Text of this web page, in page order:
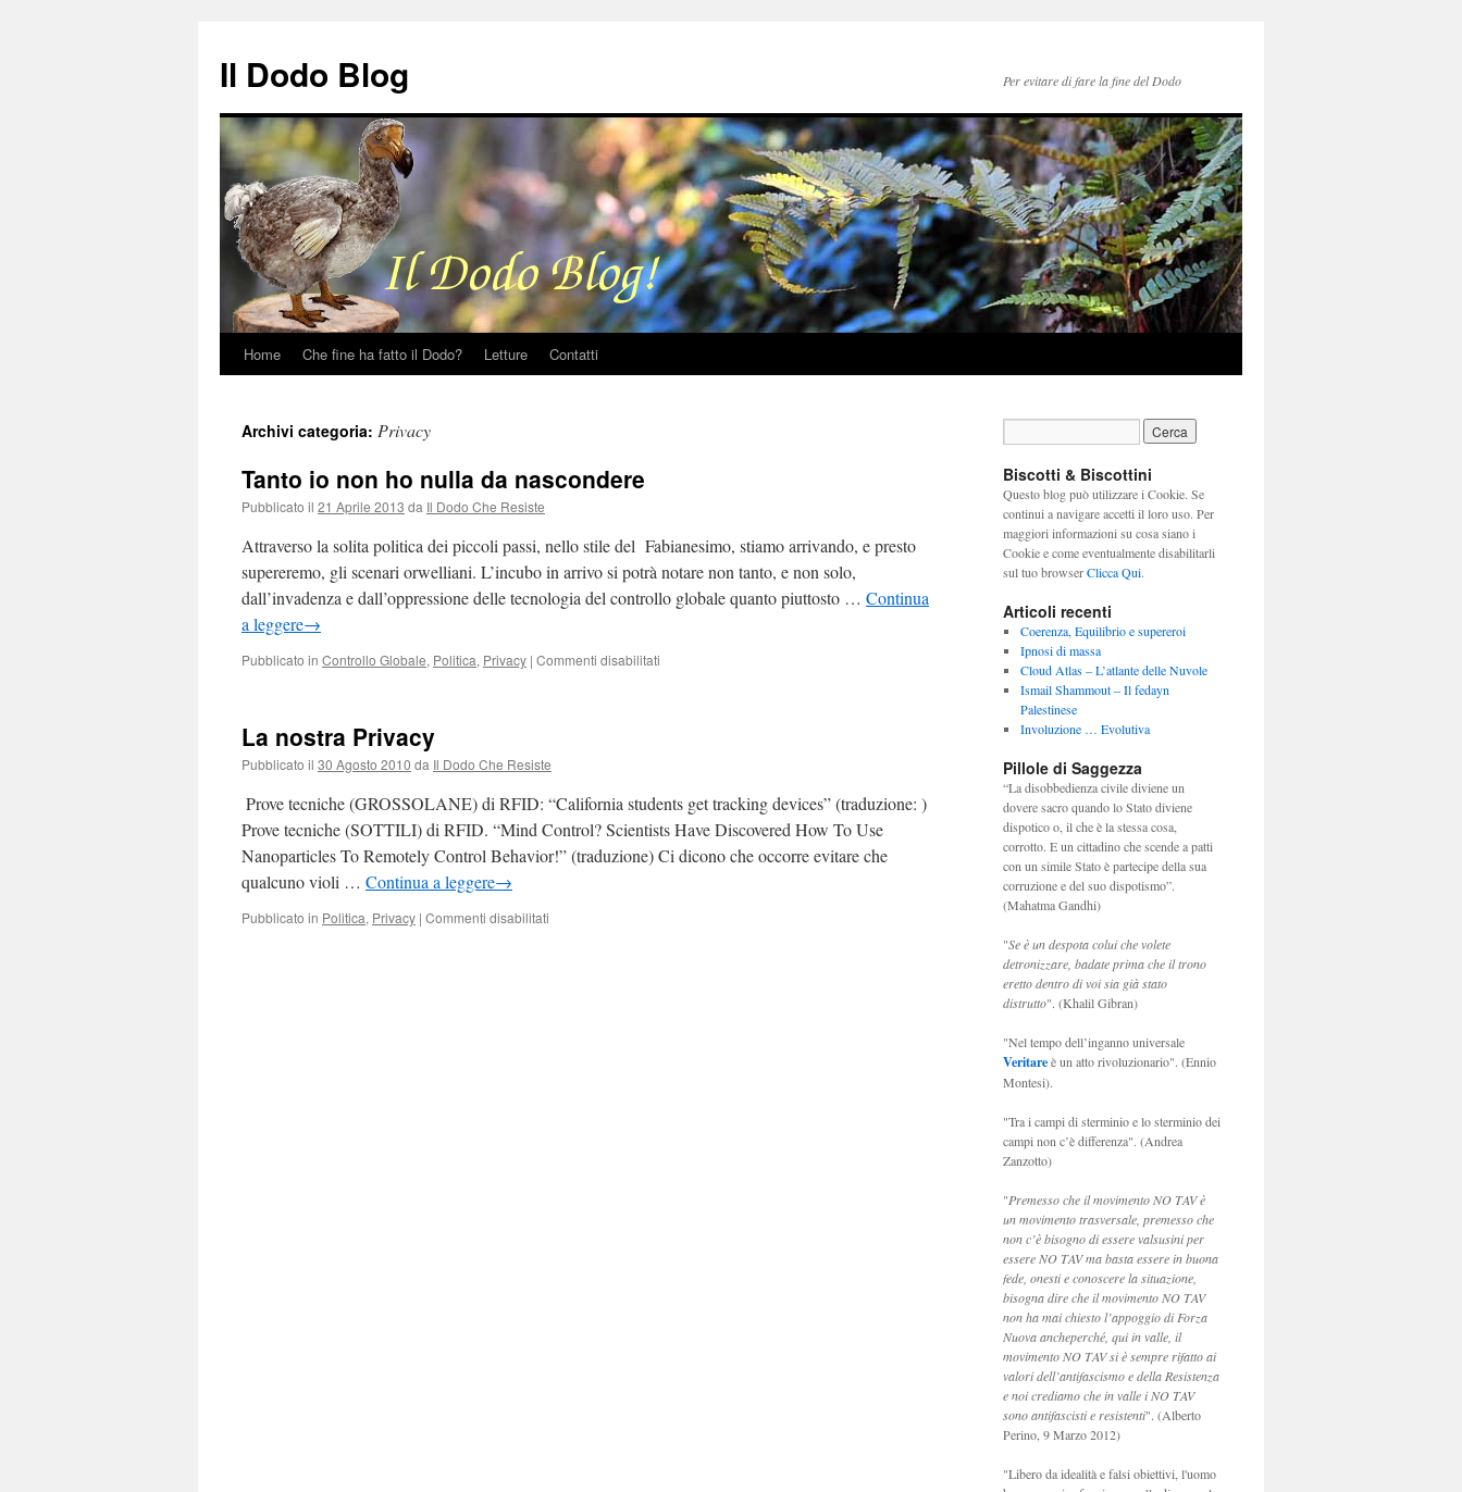
Il Dodo Blog Per evitare di fare la fine del Dodo
Vai
contenuto
Home Che fine ha fatto il Dodo? Letture Contatti
Archivi categoria: Privacy
Tanto io non ho nulla da nascondere
Pubblicato il 21 Aprile 2013 da Il Dodo Che Resiste
Attraverso la solita politica dei piccoli passi, nello stile del Fabianesimo, stiamo arrivando, e presto
supereremo, gli scenari orwelliani. L’incubo in arrivo si potrà notare non tanto, e non solo,
dall’invadenza e dall’oppressione delle tecnologia del controllo globale quanto piuttosto … Continua
a leggere→
Pubblicato in Controllo Globale, Politica, Privacy | Commenti disabilitati
nascondere
La nostra Privacy
Pubblicato il 30 Agosto 2010 da Il Dodo Che Resiste
Prove tecniche (GROSSOLANE) di RFID: “California students get tracking devices” (traduzione: )
Prove tecniche (SOTTILI) di RFID. “Mind Control? Scientists Have Discovered How To Use
Nanoparticles To Remotely Control Behavior!” (traduzione) Ci dicono che occorre evitare che
qualcuno violi … Continua a leggere→
Pubblicato in Politica, Privacy | Commenti disabilitati
Biscotti & Biscottini
Questo blog può utilizzare i Cookie. Se
continui a navigare accetti il loro uso. Per
maggiori informazioni su cosa siano i
Cookie e come eventualmente disabilitarli
sul tuo browserClicca Qui.
Articoli recenti
Coerenza, Equilibrio e supereroi
Ipnosi di massa
Cloud Atlas – L’atlante delle Nuvole
Ismail Shammout – Il fedayn
Palestinese
Involuzione … Evolutiva
Pillole di Saggezza
“La disobbedienza civile diviene un
dovere sacro quando lo Stato diviene
dispotico o, il che è la stessa cosa,
corrotto. E un cittadino che scende a patti
con un simile Stato è partecipe della sua
corruzione e del suo dispotismo”.
(Mahatma Gandhi)
"Se è un despota colui che volete
detronizzare, badate prima che il trono
eretto dentro di voi sia già stato
distrutto". (Khalil Gibran)
"Nel tempo dell’inganno universale
Veritareè un atto rivoluzionario". (Ennio
Montesi).
"Tra i campi di sterminio e lo sterminio dei
campi non c’è differenza". (Andrea
Zanzotto)
"Premesso che il movimento NO TAV è
un movimento trasversale, premesso che
non c’è bisogno di essere valsusini per
essere NO TAV ma basta essere in buona
fede, onesti e conoscere la situazione,
bisogna dire che il movimento NO TAV
non ha mai chiesto l’appoggio di Forza
Nuova ancheperché, qui in valle, il
movimento NO TAV si è sempre rifatto ai
valori dell’antifascismo e della Resistenza
e noi crediamo che in valle i NO TAV
sono antifascisti e resistenti". (Alberto
Perino, 9 Marzo 2012)
"Libero da idealità e falsi obiettivi, l'uomo